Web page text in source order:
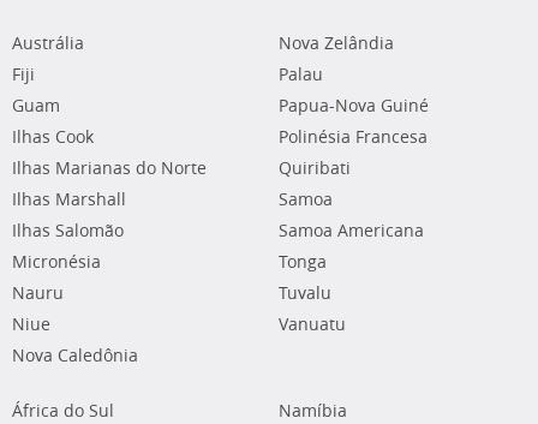
Austrália
Fiji
Guam
Ilhas Cook
Ilhas Marianas do Norte
Ilhas Marshall
Ilhas Salomão
Micronésia
Nauru
Niue
Nova Caledônia
Nova Zelândia
Palau
Papua-Nova Guiné
Polinésia Francesa
Quiribati
Samoa
Samoa Americana
Tonga
Tuvalu
Vanuatu
África do Sul
Namíbia